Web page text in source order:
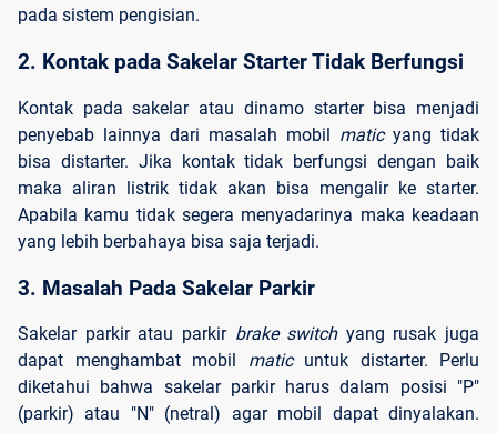
pada sistem pengisian.
2. Kontak pada Sakelar Starter Tidak Berfungsi
Kontak pada sakelar atau dinamo starter bisa menjadi
penyebab lainnya dari masalah mobil matic yang tidak
bisa distarter. Jika kontak tidak berfungsi dengan baik
maka aliran listrik tidak akan bisa mengalir ke starter.
Apabila kamu tidak segera menyadarinya maka keadaan
yang lebih berbahaya bisa saja terjadi.
3. Masalah Pada Sakelar Parkir
Sakelar parkir atau parkirbrake switchyang rusak juga
dapat menghambat mobil matic untuk distarter. Perlu
diketahui bahwa sakelar parkir harus dalam posisi "P"
(parkir) atau "N" (netral) agar mobil dapat dinyalakan.